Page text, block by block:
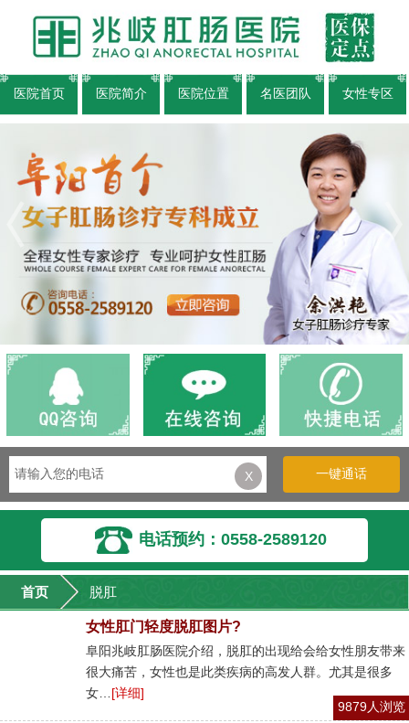
医院首页 医院简介 医院位置 名医团队 女性专区
X 一键通话
电话预约：0558-2589120
首页 脱肛
女性肛门轻度脱肛图片?
阜阳兆岐肛肠医院介绍，脱肛的出现给会给女性朋友带来
很大痛苦，女性也是此类疾病的高发人群。尤其是很多
女… [详细]
9879人浏览